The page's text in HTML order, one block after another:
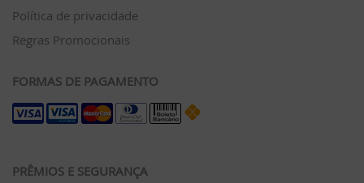
Política de privacidade
Regras Promocionais
FORMAS DE PAGAMENTO
PRÊMIOS E SEGURANÇA